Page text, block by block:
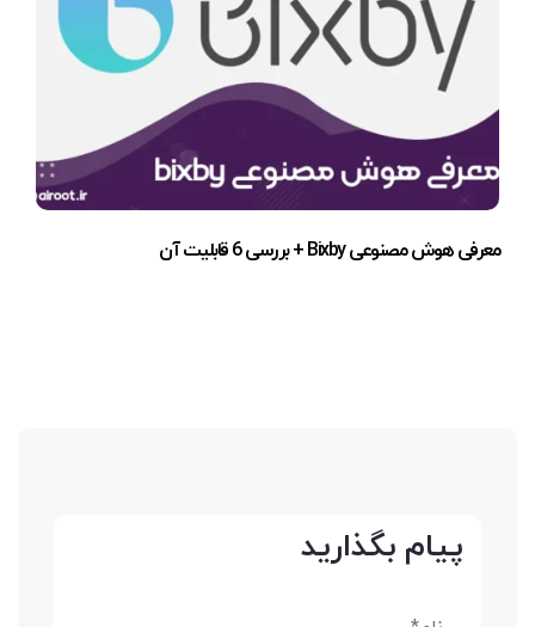
معرفی هوش مصنوعی Bixby + بررسی 6 قابلیت آن
پیام بگذارید